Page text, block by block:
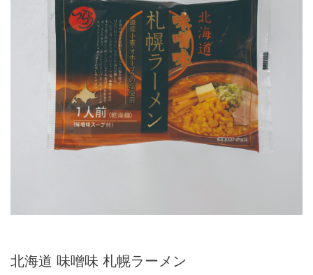
北海道 味噌味 札幌ラーメン